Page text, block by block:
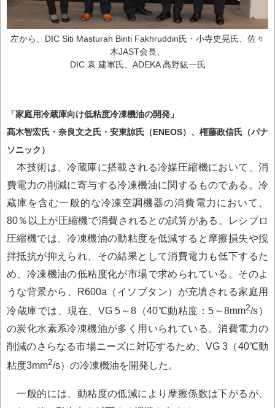
左から、DIC Siti Masturah Binti Fakhruddin氏・小寺史晃氏、佐々
木JAST会長、
DIC 袁 建軍氏、ADEKA 高野紘一氏
「家庭用冷蔵庫向け低粘度冷凍機油の開発」
髙木智宏氏・奈良文之氏・安東諒氏（ENEOS）、権藤政信氏（パナ
ソニック）
本技術は、冷蔵庫に搭載される冷媒圧縮機において、消
費電力の削減に寄与する冷凍機油に関するものである。冷
蔵庫を含む一般的な冷凍空調機器の消費電力において、
80％以上が圧縮機で消費されるとの試算がある。レシプロ
圧縮機では、冷凍機油の動粘度を低減すると摩擦損失や撹
拌抵抗が抑えられ、その結果として消費電力も低下するた
め、冷凍機油の低粘度化が市場で求められている。そのよ
うな背景から、R600a（イソブタン）が充填される家庭用
冷蔵庫では、現在、VG 5～8（40℃動粘度：5～8mm2/s）
の炭化水素系冷凍機油が多く用いられている。消費電力の
削減のさらなる市場ニーズに対応するため、VG 3（40℃動
粘度3mm2/s）の冷凍機油を開発した。
一般的には、動粘度の低減により摩擦係数は下がるが、